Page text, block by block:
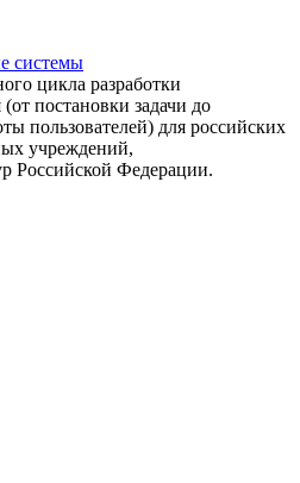
системы
цикла разработки
постановки задачи до
пользователей) для российских
учреждений,
Российской Федерации.